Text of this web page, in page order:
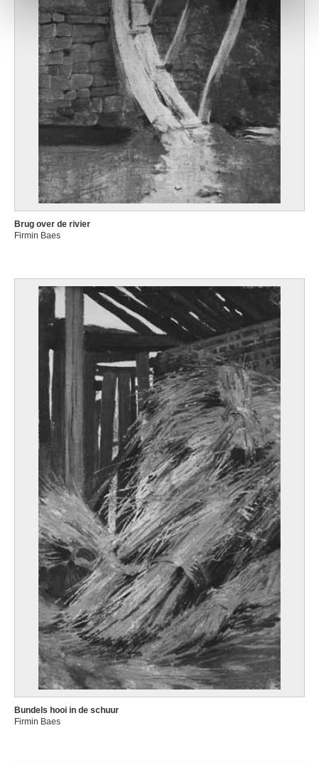
Brug over de rivier
Firmin Baes
Bundels hooi in de schuur
Firmin Baes